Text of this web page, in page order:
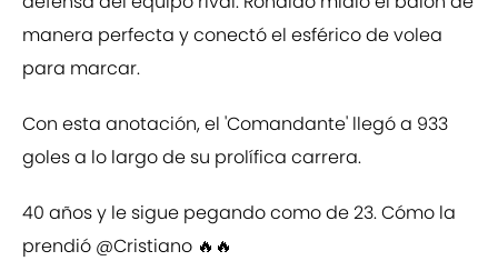
manera perfecta y conectó el esférico de volea
para marcar.
Con esta anotación, el 'Comandante' llegó a 933
goles a lo largo de su prolífica carrera.
40 años y le sigue pegando como de 23. Cómo la
prendió @Cristiano 🔥🔥